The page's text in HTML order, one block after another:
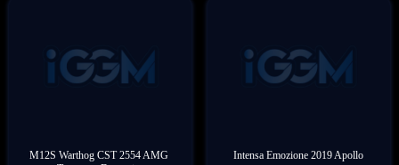
M12S Warthog CST 2554 AMG
Intensa Emozione 2019 Apollo